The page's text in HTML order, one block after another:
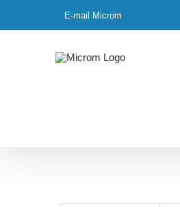
to
E-mail Microm